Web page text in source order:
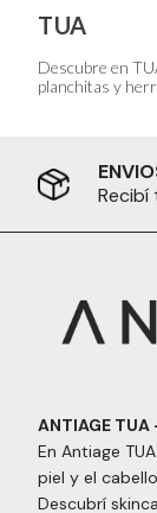
TUA
Descubre en
planchitas y
Recibí
ANTIAGE
En Antiage
piel y el
Descubrí